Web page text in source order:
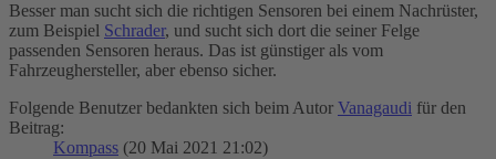
Besser man sucht sich die richtigen Sensoren bei einem Nachrüster,
zum Beispiel Schrader, und sucht sich dort die seiner Felge
passenden Sensoren heraus. Das ist günstiger als vom
Fahrzeughersteller, aber ebenso sicher.
Folgende Benutzer bedankten sich beim Autor Vanagaudi für den
Beitrag:
Kompass (20 Mai 2021 21:02)